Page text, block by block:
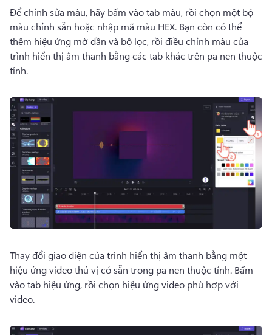
Để chỉnh sửa màu, hãy bấm vào tab màu, rồi chọn một bộ
màu chỉnh sẵn hoặc nhập mã màu HEX. Bạn còn có thể
thêm hiệu ứng mờ dần và bộ lọc, rồi điều chỉnh màu của
trình hiển thị âm thanh bằng các tab khác trên pa nen thuộc
tính.
Thay đổi giao diện của trình hiển thị âm thanh bằng một
hiệu ứng video thú vị có sẵn trong pa nen thuộc tính. Bấm
vào tab hiệu ứng, rồi chọn hiệu ứng video phù hợp với
video.